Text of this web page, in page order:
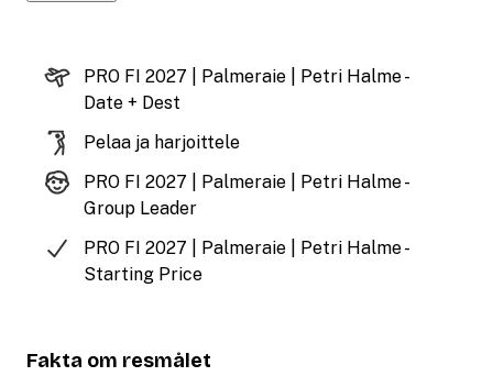
PRO FI 2027 | Palmeraie | Petri Halme -
Date + Dest
Pelaa ja harjoittele
PRO FI 2027 | Palmeraie | Petri Halme -
Group Leader
PRO FI 2027 | Palmeraie | Petri Halme -
Starting Price
Fakta om resmålet